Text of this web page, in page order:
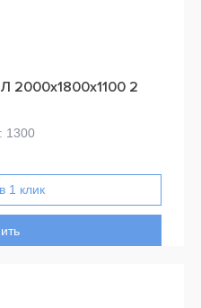
2000х1800х1100 2